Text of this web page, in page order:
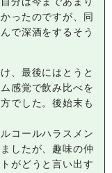
ったのですが、同
で深酒をするそう
、最後にはとうと
感覚で飲み比べを
でした。後始末も
コールハラスメン
したが、趣味の仲
がどうと言い出す